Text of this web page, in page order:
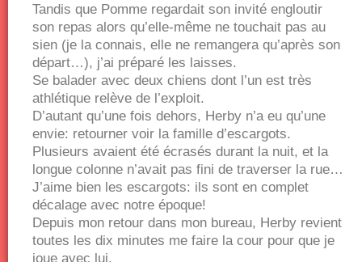
Tandis que Pomme regardait son invité engloutir
son repas alors qu’elle-même ne touchait pas au
sien (je la connais, elle ne remangera qu’après son
départ…), j’ai préparé les laisses.
Se balader avec deux chiens dont l’un est très
athlétique relève de l’exploit.
D’autant qu’une fois dehors, Herby n’a eu qu’une
envie: retourner voir la famille d’escargots.
Plusieurs avaient été écrasés durant la nuit, et la
longue colonne n’avait pas fini de traverser la rue…
J’aime bien les escargots: ils sont en complet
décalage avec notre époque!
Depuis mon retour dans mon bureau, Herby revient
toutes les dix minutes me faire la cour pour que je
joue avec lui.